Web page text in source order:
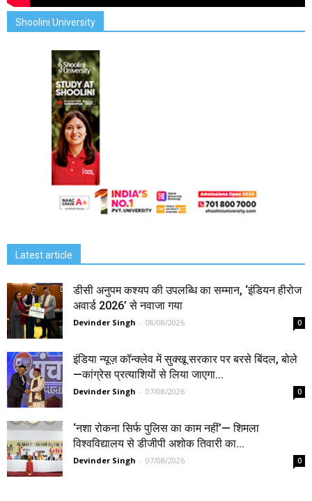
Shoolini University
Latest article
डीसी अनुपम कश्यप की उपलब्धि का सम्मान, ‘इंडियन हीरोज
अवार्ड 2026’ से नवाजा गया
Devinder Singh - 08/08/2026 0
इंडिया न्यूज़ कॉन्क्लेव में सुक्खू सरकार पर बरसे बिंदल, बोले
—कांग्रेस प्रत्याशियों से लिया जाएगा...
Devinder Singh - 07/08/2026 0
‘नशा रोकना सिर्फ पुलिस का काम नहीं’— शिमला
विश्वविद्यालय से डीजीपी अशोक तिवारी का...
Devinder Singh - 07/08/2026 0